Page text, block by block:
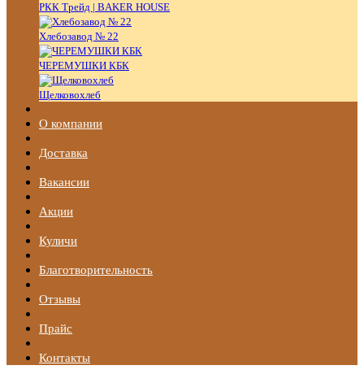
РКК Трейд | BAKER HOUSE
Хлебозавод № 22
ЧЕРЕМУШКИ КБК
Щелковохлеб
О компании
Доставка
Вакансии
Акции
Куличи
Благотворительность
Отзывы
Прайс
Контакты